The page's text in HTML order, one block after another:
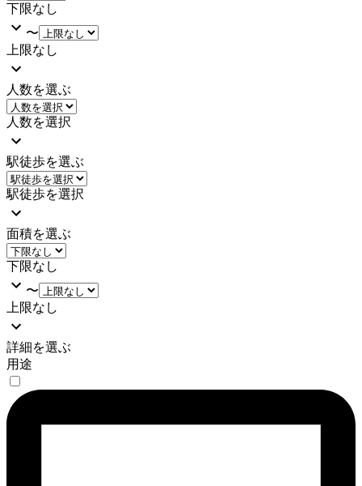
下限なし
〜
上限なし
人数を選ぶ
人数を選択
駅徒歩を選ぶ
駅徒歩を選択
面積を選ぶ
下限なし
〜
上限なし
詳細を選ぶ
用途